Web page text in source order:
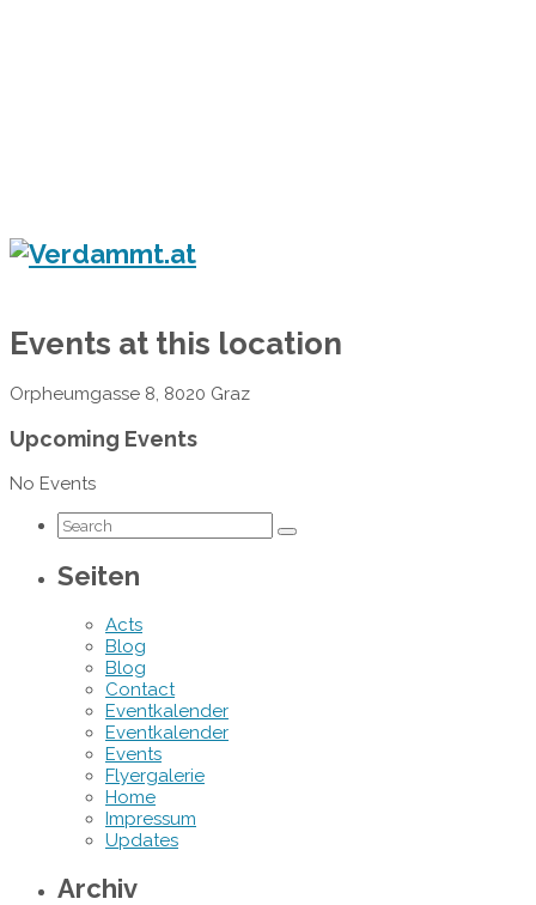
Events at this location
Orpheumgasse 8, 8020 Graz
Upcoming Events
No Events
Seiten
Acts
Blog
Blog
Contact
Eventkalender
Eventkalender
Events
Flyergalerie
Home
Impressum
Updates
Archiv